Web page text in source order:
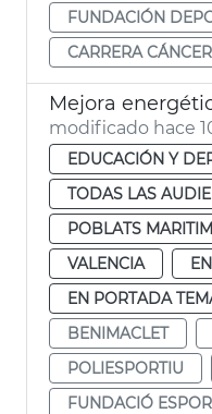
FUNDACIÓN
CARRERA CÁNCER
modificado hace
EDUCACIÓN Y
TODAS LAS
POBLATS
VALENCIA
EN PORTADA
BENIMACLET
POLIESPORTIU
FUNDACIÓ